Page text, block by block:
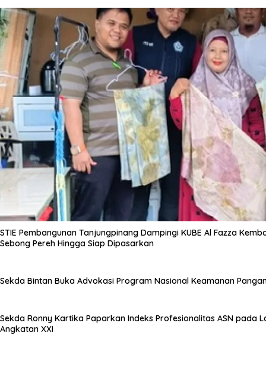
STIE Pembangunan Tanjungpinang Dampingi KUBE Al Fazza
Sebong Pereh Hingga Siap Dipasarkan
Sekda Bintan Buka Advokasi Program Nasional Keamanan
Sekda Ronny Kartika Paparkan Indeks Profesionalitas ASN pada
Angkatan XXI